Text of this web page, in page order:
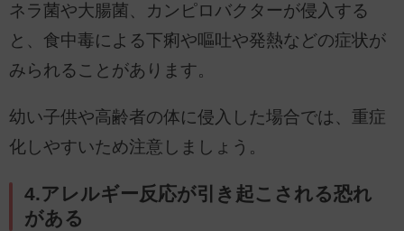
ネラ菌や大腸菌、カンピロバクターが侵入する
と、食中毒による下痢や嘔吐や発熱などの症状が
みられることがあります。
幼い子供や高齢者の体に侵入した場合では、重症
化しやすいため注意しましょう。
4.アレルギー反応が引き起こされる恐れ
がある